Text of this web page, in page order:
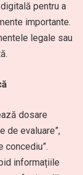
pentru a
importante.
legale sau
dosare
de evaluare”,
concediu”.
informațiile